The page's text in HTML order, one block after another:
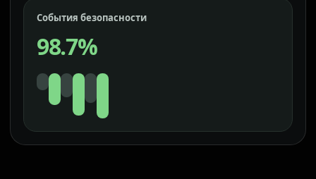
События безопасности
98.7%